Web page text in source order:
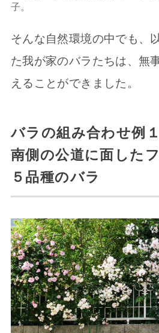
子。
そんな自然環境の中でも、
た我が家のバラたちは、無
えることができました。
バラの組み合わせ例１
南側の公道に面した
５品種のバラ